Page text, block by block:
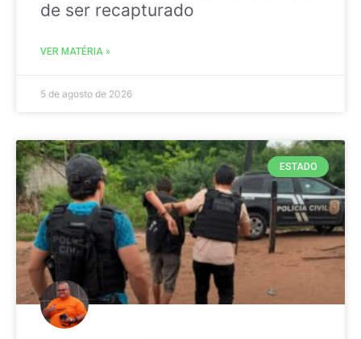
de ser recapturado
VER MATÉRIA »
5 de agosto de 2026
ESTADO